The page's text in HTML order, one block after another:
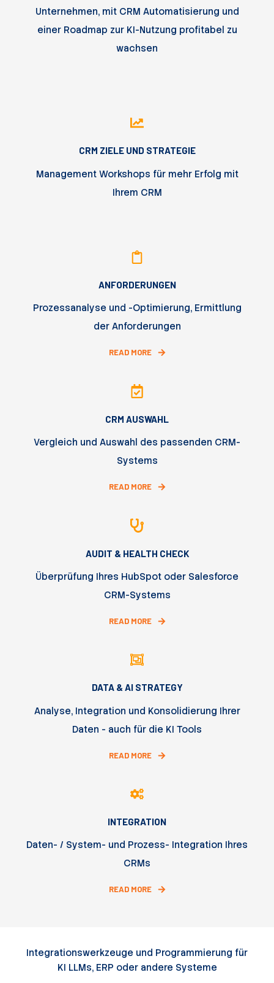
Unternehmen, mit CRM Automatisierung und
einer Roadmap zur KI-Nutzung profitabel zu
wachsen
CRM ZIELE UND STRATEGIE
Management Workshops für mehr Erfolg mit
Ihrem CRM
ANFORDERUNGEN
Prozessanalyse und -Optimierung, Ermittlung
der Anforderungen
READ MORE
CRM AUSWAHL
Vergleich und Auswahl des passenden CRM-
Systems
READ MORE
AUDIT & HEALTH CHECK
Überprüfung Ihres HubSpot oder Salesforce
CRM-Systems
READ MORE
DATA & AI STRATEGY
Analyse, Integration und Konsolidierung Ihrer
Daten - auch für die KI Tools
READ MORE
INTEGRATION
Daten- / System- und Prozess- Integration Ihres
CRMs
READ MORE
Integrationswerkzeuge und Programmierung für
KI LLMs, ERP oder andere Systeme